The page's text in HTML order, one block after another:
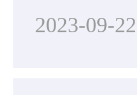
2023-09-